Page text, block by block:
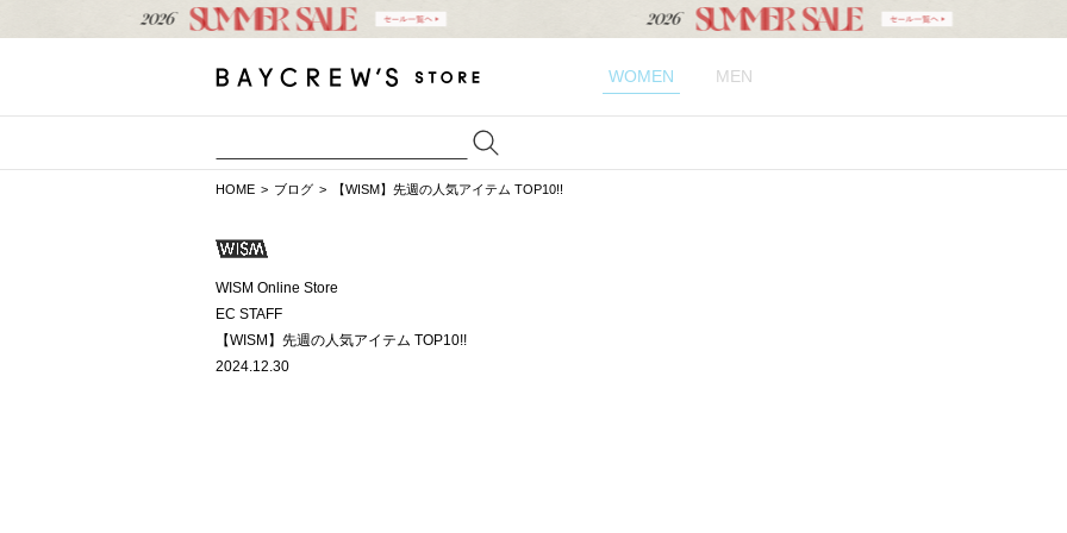
WOMEN MEN
HOME ブログ 【WISM】先週の人気アイテム TOP10!!
WISM Online Store
EC STAFF
【WISM】先週の人気アイテム TOP10!!
2024.12.30